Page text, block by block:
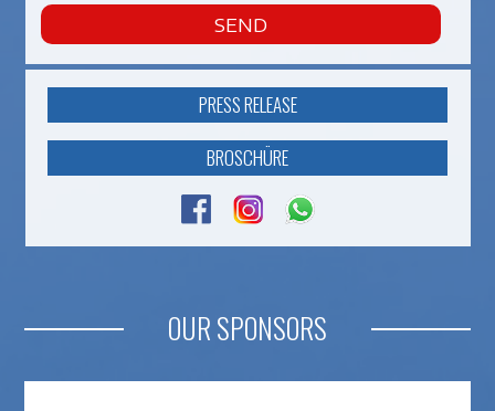
SEND
PRESS RELEASE
BROSCHÜRE
OUR SPONSORS